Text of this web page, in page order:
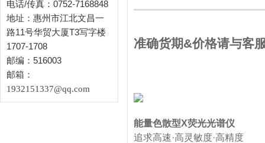
电话/传真：0752-7168848
地址：惠州市江北文昌一
路11号华贸大厦T3写字楼
1707-1708
邮编：516003
邮箱：
1932151337@qq.com
准确货期&价格请与客
能量色散型X荧光光谱仪
追求高速·高灵敏度·高精度